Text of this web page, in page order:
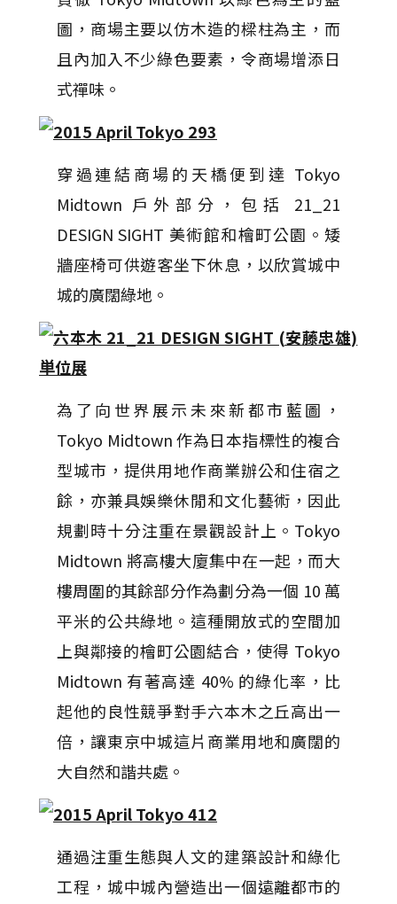
圖，商場主要以仿木造的樑柱為主，而
且內加入不少綠色要素，令商場增添日
式禪味。
穿過連結商場的天橋便到達 Tokyo
Midtown 戶外部分，包括 21_21
DESIGN SIGHT 美術館和檜町公園。矮
牆座椅可供遊客坐下休息，以欣賞城中
城的廣闊綠地。
為了向世界展示未來新都市藍圖，
Tokyo Midtown 作為日本指標性的複合
型城市，提供用地作商業辦公和住宿之
餘，亦兼具娛樂休閒和文化藝術，因此
規劃時十分注重在景觀設計上。Tokyo
Midtown 將高樓大廈集中在一起，而大
樓周圍的其餘部分作為劃分為一個 10 萬
平米的公共綠地。這種開放式的空間加
上與鄰接的檜町公園結合，使得 Tokyo
Midtown 有著高達 40% 的綠化率，比
起他的良性競爭對手六本木之丘高出一
倍，讓東京中城這片商業用地和廣闊的
大自然和諧共處。
通過注重生態與人文的建築設計和綠化
工程，城中城內營造出一個遠離都市的